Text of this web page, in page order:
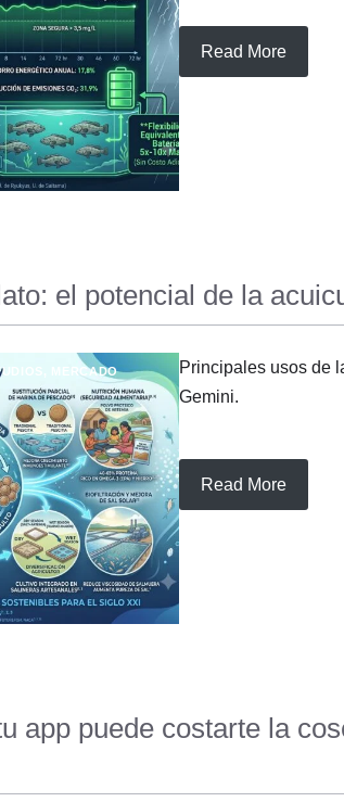
Read More
el potencial de la
, MERCADO
Principales usos de
Gemini.
Read More
app puede costarte la